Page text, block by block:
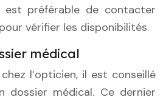
est préférable de contacter
vérifier les disponibilités.
médical
l’opticien, il est conseillé
dossier médical. Ce dernier